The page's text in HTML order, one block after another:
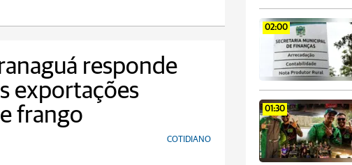
responde
exportações
frango
COTIDIANO
02:00
01:30